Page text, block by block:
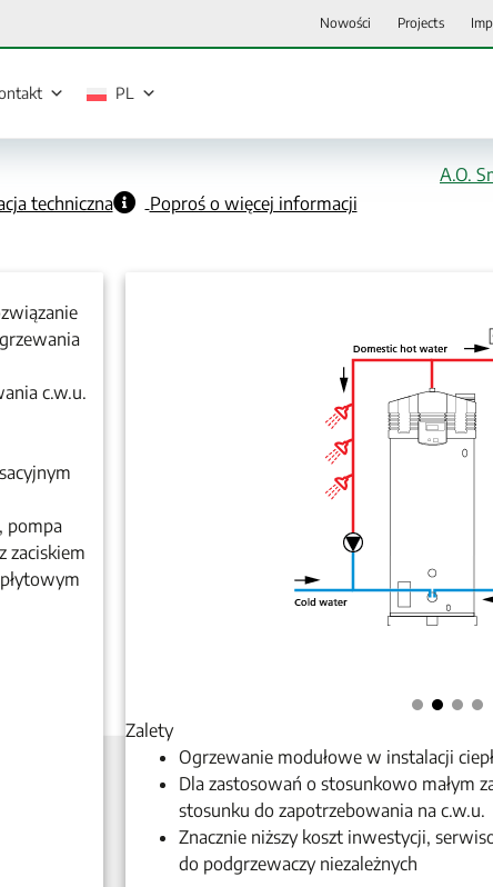
Nowości Projects
PL
A.O.
techniczna
Poproś o więcej informacji
c.w.u.
pompa
zaciskiem
Zalety
Ogrzewanie modułowe w instalacji
Dla zastosowań o stosunkowo małym
stosunku do zapotrzebowania na c.w.u.
Znacznie niższy koszt inwestycji,
do podgrzewaczy niezależnych